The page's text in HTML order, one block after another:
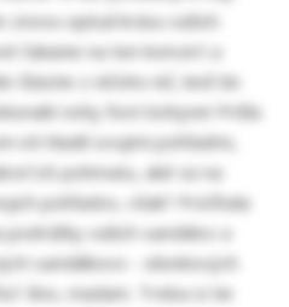
opísal krásu vašich
čakanie na ten koncert a
šťastie z ničoho nič, keď do
nohy foot bohyne! Prišla
ich hladil svojimi pohľadmi,
ich pohmatu, aké sú na
pohľadov, však? Prečítala
vašich sandálov a
sandálkovo - silonkových
Áno, madam. Treba si tie